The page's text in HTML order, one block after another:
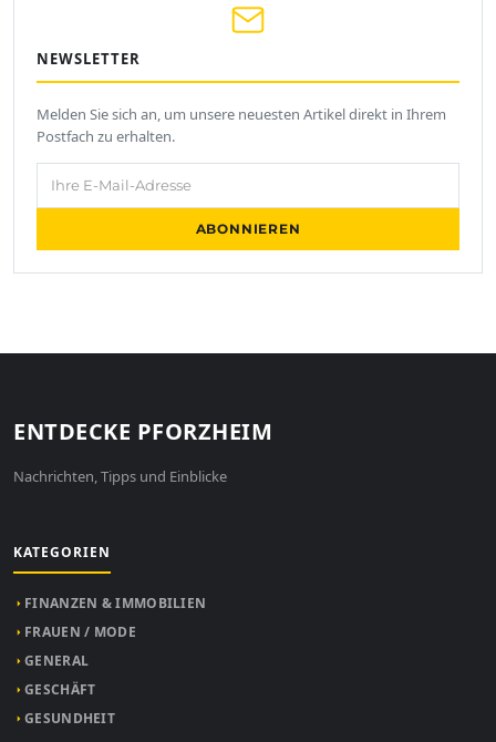
NEWSLETTER
Melden Sie sich an, um unsere neuesten Artikel direkt in Ihrem
Postfach zu erhalten.
Ihre E-Mail-Adresse
ABONNIEREN
ENTDECKE PFORZHEIM
Nachrichten, Tipps und Einblicke
KATEGORIEN
FINANZEN & IMMOBILIEN
FRAUEN / MODE
GENERAL
GESCHÄFT
GESUNDHEIT